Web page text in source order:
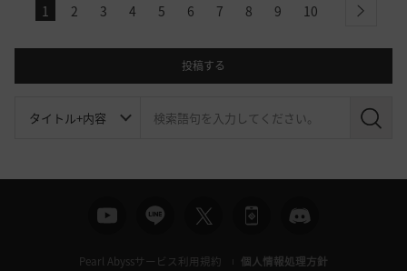
1 2 3 4 5 6 7 8 9 10 next
投稿する
検
Pearl Abyssサービス利用規約
個人情報処理方針